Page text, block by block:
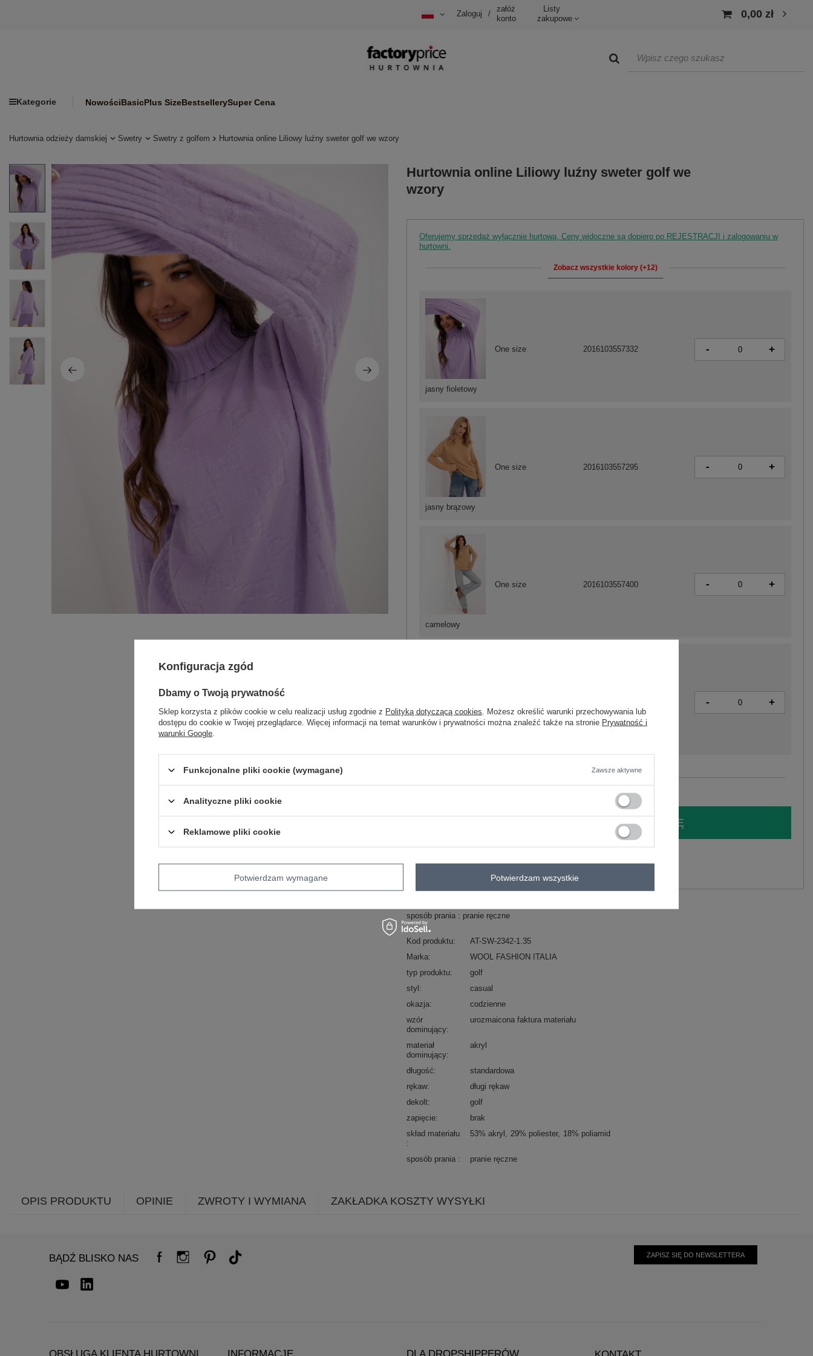
Zaloguj /
załóż
konto
Listy
zakupowe
0,00 zł
Kategorie NowościBasicPlus SizeBestsellerySuper Cena
Hurtownia odzieży damskiej Swetry Swetry z golfem Hurtownia online Liliowy luźny sweter golf we wzory
Hurtownia online Liliowy luźny sweter golf we
wzory
Oferujemy sprzedaż wyłącznie hurtową. Ceny widoczne są dopiero po REJESTRACJI i zalogowaniu w
hurtowni.
Zobacz wszystkie kolory (+12)
jasny brązowy
One size 2016103557295 - +
camelowy
One size 2016103557400 - +
- +
jasny fioletowy
One size 2016103557332 - +
ZALOGUJ SIĘ I ZOBACZ CENĘ
sposób prania : pranie ręczne
Kod produktu
AT-SW-2342-1.35
Marka
WOOL FASHION ITALIA
typ produktu
golf
styl
casual
okazja
codzienne
wzór
dominujący
urozmaicona faktura materiału
materiał
dominujący
akryl
długość
standardowa
rękaw
długi rękaw
dekolt
golf
zapięcie
brak
skład materiału
53% akryl 29% poliester 18% poliamid
sposób prania pranie ręczne
OPIS PRODUKTU OPINIE ZWROTY I WYMIANA ZAKŁADKA KOSZTY WYSYŁKI
BĄDŹ BLISKO NAS ZAPISZ SIĘ DO NEWSLETTERA
Konfiguracja zgód
Dbamy o Twoją prywatność
Sklep korzysta z plików cookie w celu realizacji usług zgodnie z Polityką dotyczącą cookies . Możesz określić warunki przechowywania lub
dostępu do cookie w Twojej przeglądarce. Więcej informacji na temat warunków i prywatności można znaleźć także na stronie Prywatność i
warunki Google
Funkcjonalne pliki cookie (wymagane) Zawsze aktywne
Analityczne pliki cookie
Reklamowe pliki cookie
Potwierdzam wymagane Potwierdzam wszystkie